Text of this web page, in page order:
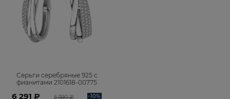
Серьги серебряные 925 с
фианитами 2101618-00775
6 291 ₽ 6 990 ₽ -10%